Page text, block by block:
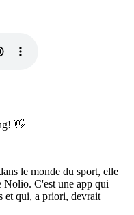
👋
le monde du sport, elle
Nolio. C'est une app qui
et qui, a priori, devrait